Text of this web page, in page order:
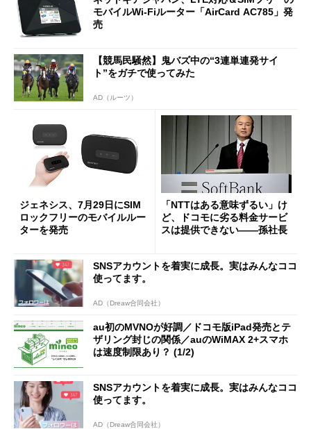
モバイルWi-Fiルーター「AirCard AC785」発
売
【競馬民騒然】鬼バズ中の“3連単連発サイ
ト”をガチで使ってみた
AD（ルーツ）
ジェネシス、7月29日にSIM
ロックフリーのモバイルルー
ターを発売
「NTTはある意味ずるい」け
ど、ドコモに劣る料金サービ
スは提供できない――孫社長
SNSアカウントを着実に成長。実はみんなココ
使ってます。
AD（Dreaw合同会社）
au初のMVNOが好調／ドコモ版iPad発売とテ
ザリング封じの関係／auのWiMAX 2+スマホ
は速度制限あり？ (1/2)
SNSアカウントを着実に成長。実はみんなココ
使ってます。
AD（Dreaw合同会社）